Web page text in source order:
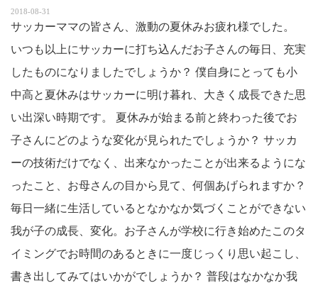
2018-08-31
サッカーママの皆さん、激動の夏休みお疲れ様でした。
いつも以上にサッカーに打ち込んだお子さんの毎日、充実
したものになりましたでしょうか？ 僕自身にとっても小
中高と夏休みはサッカーに明け暮れ、大きく成長できた思
い出深い時期です。 夏休みが始まる前と終わった後でお
子さんにどのような変化が見られたでしょうか？ サッカ
ーの技術だけでなく、出来なかったことが出来るようにな
ったこと、お母さんの目から見て、何個あげられますか？
毎日一緒に生活しているとなかなか気づくことができない
我が子の成長、変化。お子さんが学校に行き始めたこのタ
イミングでお時間のあるときに一度じっくり思い起こし、
書き出してみてはいかがでしょうか？ 普段はなかなか我